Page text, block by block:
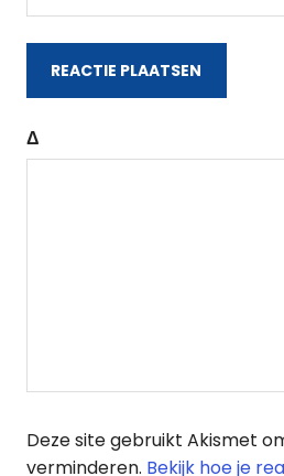
Δ
Deze site gebruikt Akismet
verminderen. Bekijk hoe je